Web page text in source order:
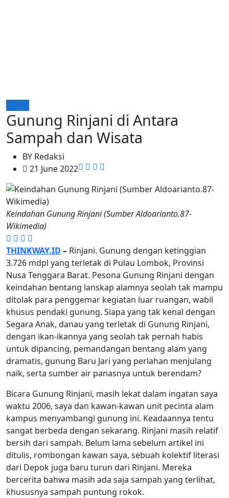
OPINI
Gunung Rinjani di Antara
Sampah dan Wisata
BY Redaksi
21 June 2022
Keindahan Gunung Rinjani (Sumber Aldoarianto.87-
Wikimedia)
THINKWAY.ID – Rinjani. Gunung dengan ketinggian
3.726 mdpl yang terletak di Pulau Lombok, Provinsi
Nusa Tenggara Barat. Pesona Gunung Rinjani dengan
keindahan bentang lanskap alamnya seolah tak mampu
ditolak para penggemar kegiatan luar ruangan, wabil
khusus pendaki gunung. Siapa yang tak kenal dengan
Segara Anak, danau yang terletak di Gunung Rinjani,
dengan ikan-ikannya yang seolah tak pernah habis
untuk dipancing, pemandangan bentang alam yang
dramatis, gunung Baru Jari yang perlahan menjulang
naik, serta sumber air panasnya untuk berendam?
Bicara Gunung Rinjani, masih lekat dalam ingatan saya
waktu 2006, saya dan kawan-kawan unit pecinta alam
kampus menyambangi gunung ini. Keadaannya tentu
sangat berbeda dengan sekarang. Rinjani masih relatif
bersih dari sampah. Belum lama sebelum artikel ini
ditulis, rombongan kawan saya, sebuah kolektif literasi
dari Depok juga baru turun dari Rinjani. Mereka
bercerita bahwa masih ada saja sampah yang terlihat,
khususnya sampah puntung rokok.